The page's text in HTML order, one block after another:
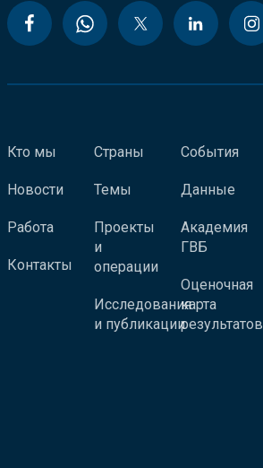
Кто мы
Новости
Работа
Контакты
Страны
Темы
Проекты
и
операции
Исследования
и публикации
События
Данные
Академия
ГВБ
Оценочная
карта
результатов